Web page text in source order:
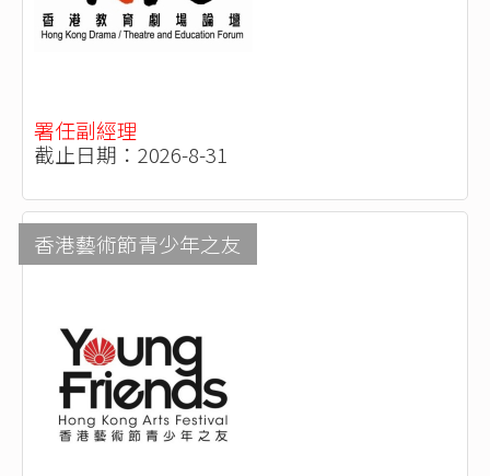
署任副經理
截止日期：2026-8-31
香港藝術節青少年之友